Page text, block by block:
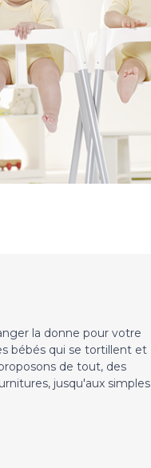
la donne pour votre
bébés qui se tortillent et
de tout, des
jusqu'aux simples